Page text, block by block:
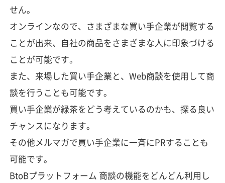
せん。
オンラインなので、さまざまな買い手企業が閲覧する
ことが出来、自社の商品をさまざまな人に印象づける
ことが可能です。
また、来場した買い手企業と、Web商談を使用して商
談を行うことも可能です。
買い手企業が緑茶をどう考えているのかも、探る良い
チャンスになります。
その他メルマガで買い手企業に一斉にPRすることも
可能です。
BtoBプラットフォーム 商談の機能をどんどん利用し